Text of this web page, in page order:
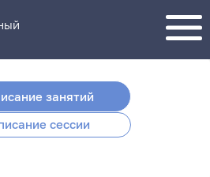
занятий
сессии